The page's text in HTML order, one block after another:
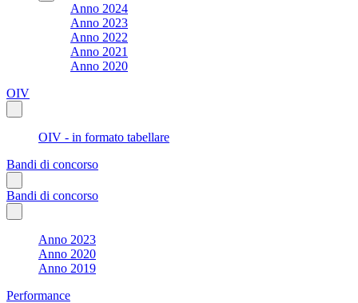
Anno 2024
Anno 2023
Anno 2022
Anno 2021
Anno 2020
OIV
OIV - in formato tabellare
Bandi di concorso
Bandi di concorso
Anno 2023
Anno 2020
Anno 2019
Performance